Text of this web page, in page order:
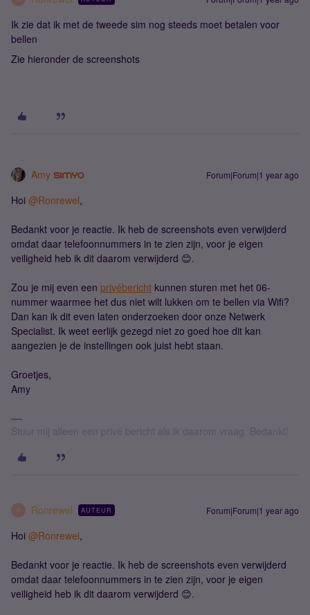
Ik zie dat ik met de tweede sim nog steeds moet betalen voor
bellen
Zie hieronder de screenshots
Amy Forum|Forum|1 year ago
Hoi ​ @Ronrewel,
Bedankt voor je reactie. Ik heb de screenshots even verwijderd
omdat daar telefoonnummers in te zien zijn, voor je eigen
veiligheid heb ik dit daarom verwijderd 😊.
Zou je mij even een privébericht kunnen sturen met het 06-
nummer waarmee het dus niet wilt lukken om te bellen via Wifi?
Dan kan ik dit even laten onderzoeken door onze Netwerk
Specialist. Ik weet eerlijk gezegd niet zo goed hoe dit kan
aangezien je de instellingen ook juist hebt staan.
Groetjes,
Amy
Stuur mij alleen een privé bericht als ik daarom vraag. Bedankt!
R Ronrewel AUTEUR Forum|Forum|1 year ago
Hoi ​ @Ronrewel,
Bedankt voor je reactie. Ik heb de screenshots even verwijderd
omdat daar telefoonnummers in te zien zijn, voor je eigen
veiligheid heb ik dit daarom verwijderd 😊.